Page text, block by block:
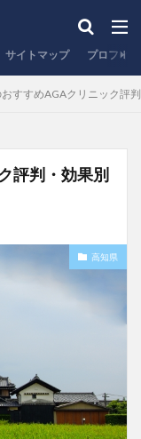
サイトマップ プロフィ
すすめAGAクリニック評
評判・効果別
高知県